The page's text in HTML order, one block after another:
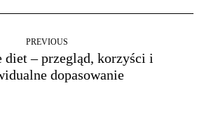
PREVIOUS
diet – przegląd, korzyści i
dopasowanie